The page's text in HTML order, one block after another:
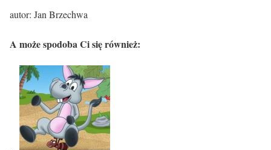
autor: Jan Brzechwa
A może spodoba Ci się również: